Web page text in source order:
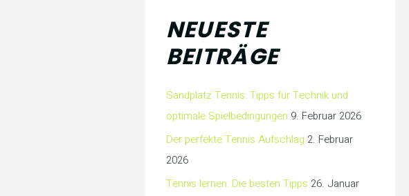
NEUESTE
BEITRÄGE
Sandplatz Tennis: Tipps für Technik und
optimale Spielbedingungen 9. Februar 2026
Der perfekte Tennis Aufschlag 2. Februar
2026
Tennis lernen: Die besten Tipps 26. Januar